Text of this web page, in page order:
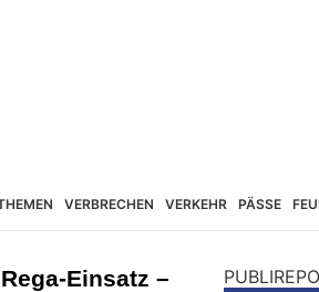
VERBRECHEN VERKEHR PÄSSE
Einsatz –